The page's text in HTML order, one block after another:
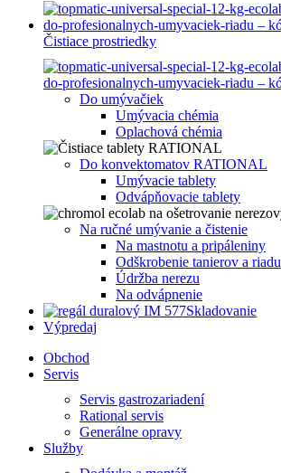
Čistiace prostriedky
Do umývačiek
Umývacia chémia
Oplachová chémia
Do konvektomatov RATIONAL
Umývacie tablety
Odvápňovacie tablety
Na ručné umývanie a čistenie
Na mastnotu a pripáleniny
Odškrobenie tanierov a riadu
Údržba nerezu
Na odvápnenie
Skladovanie
Výpredaj
Obchod
Servis
Servis gastrozariadení
Rational servis
Generálne opravy
Služby